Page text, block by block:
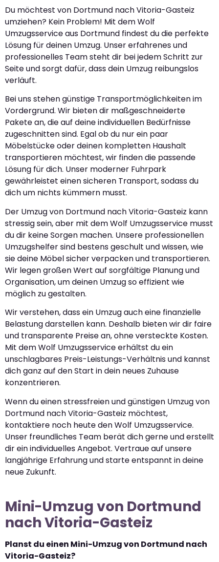
Du möchtest von Dortmund nach Vitoria-Gasteiz
umziehen? Kein Problem! Mit dem Wolf
Umzugsservice aus Dortmund findest du die perfekte
Lösung für deinen Umzug. Unser erfahrenes und
professionelles Team steht dir bei jedem Schritt zur
Seite und sorgt dafür, dass dein Umzug reibungslos
verläuft.
Bei uns stehen günstige Transportmöglichkeiten im
Vordergrund. Wir bieten dir maßgeschneiderte
Pakete an, die auf deine individuellen Bedürfnisse
zugeschnitten sind. Egal ob du nur ein paar
Möbelstücke oder deinen kompletten Haushalt
transportieren möchtest, wir finden die passende
Lösung für dich. Unser moderner Fuhrpark
gewährleistet einen sicheren Transport, sodass du
dich um nichts kümmern musst.
Der Umzug von Dortmund nach Vitoria-Gasteiz kann
stressig sein, aber mit dem Wolf Umzugsservice musst
du dir keine Sorgen machen. Unsere professionellen
Umzugshelfer sind bestens geschult und wissen, wie
sie deine Möbel sicher verpacken und transportieren.
Wir legen großen Wert auf sorgfältige Planung und
Organisation, um deinen Umzug so effizient wie
möglich zu gestalten.
Wir verstehen, dass ein Umzug auch eine finanzielle
Belastung darstellen kann. Deshalb bieten wir dir faire
und transparente Preise an, ohne versteckte Kosten.
Mit dem Wolf Umzugsservice erhältst du ein
unschlagbares Preis-Leistungs-Verhältnis und kannst
dich ganz auf den Start in dein neues Zuhause
konzentrieren.
Wenn du einen stressfreien und günstigen Umzug von
Dortmund nach Vitoria-Gasteiz möchtest,
kontaktiere noch heute den Wolf Umzugsservice.
Unser freundliches Team berät dich gerne und erstellt
dir ein individuelles Angebot. Vertraue auf unsere
langjährige Erfahrung und starte entspannt in deine
neue Zukunft.
Mini-Umzug von Dortmund
nach Vitoria-Gasteiz
Planst du einen Mini-Umzug von Dortmund nach
Vitoria-Gasteiz?